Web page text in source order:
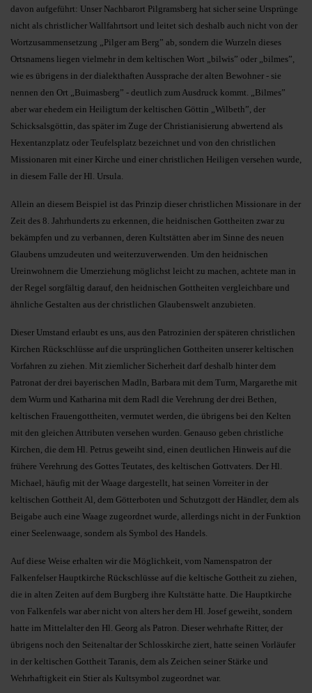
davon aufgeführt: Unser Nachbarort Pilgramsberg hat sicher seine Ursprünge
nicht als christlicher Wallfahrtsort und leitet sich deshalb auch nicht von der
Wortzusammensetzung „Pilger am Berg” ab, sondern die Wurzeln dieses
Ortsnamens liegen vielmehr in dem keltischen Wort „bilwis” oder „bilmes”,
wie es übrigens in der dialekthaften Aussprache der alten Bewohner - sie
nennen den Ort „Buimasberg” - deutlich zum Ausdruck kommt. „Bilmes”
aber war ehedem ein Heiligtum der keltischen Göttin „Wilbeth”, der
Schicksalsgöttin, das später im Zuge der Christianisierung abwertend als
Hexentanzplatz oder Teufelsplatz bezeichnet und von den christlichen
Missionaren mit einer Kirche und einer christlichen Heiligen versehen wurde,
in diesem Falle der Hl. Ursula.
Allein an diesem Beispiel ist das Prinzip dieser christlichen Missionare in der
Zeit des 8. Jahrhunderts zu erkennen, die heidnischen Gottheiten zwar zu
bekämpfen und zu verbannen, deren Kultstätten aber im Sinne des neuen
Glaubens umzudeuten und weiterzuverwenden. Um den heidnischen
Ureinwohnern die Umerziehung möglichst leicht zu machen, achtete man in
der Regel sorgfältig darauf, den heidnischen Gottheiten vergleichbare und
ähnliche Gestalten aus der christlichen Glaubenswelt anzubieten.
Dieser Umstand erlaubt es uns, aus den Patrozinien der späteren christlichen
Kirchen Rückschlüsse auf die ursprünglichen Gottheiten unserer keltischen
Vorfahren zu ziehen. Mit ziemlicher Sicherheit darf deshalb hinter dem
Patronat der drei bayerischen Madln, Barbara mit dem Turm, Margarethe mit
dem Wurm und Katharina mit dem Radl die Verehrung der drei Bethen,
keltischen Frauengottheiten, vermutet werden, die übrigens bei den Kelten
mit den gleichen Attributen versehen wurden. Genauso geben christliche
Kirchen, die dem Hl. Petrus geweiht sind, einen deutlichen Hinweis auf die
frühere Verehrung des Gottes Teutates, des keltischen Gottvaters. Der Hl.
Michael, häufig mit der Waage dargestellt, hat seinen Vorreiter in der
keltischen Gottheit Al, dem Götterboten und Schutzgott der Händler, dem als
Beigabe auch eine Waage zugeordnet wurde, allerdings nicht in der Funktion
einer Seelenwaage, sondern als Symbol des Handels.
Auf diese Weise erhalten wir die Möglichkeit, vom Namenspatron der
Falkenfelser Hauptkirche Rückschlüsse auf die keltische Gottheit zu ziehen,
die in alten Zeiten auf dem Burgberg ihre Kultstätte hatte. Die Hauptkirche
von Falkenfels war aber nicht von alters her dem Hl. Josef geweiht, sondern
hatte im Mittelalter den Hl. Georg als Patron. Dieser wehrhafte Ritter, der
übrigens noch den Seitenaltar der Schlosskirche ziert, hatte seinen Vorläufer
in der keltischen Gottheit Taranis, dem als Zeichen seiner Stärke und
Wehrhaftigkeit ein Stier als Kultsymbol zugeordnet war.